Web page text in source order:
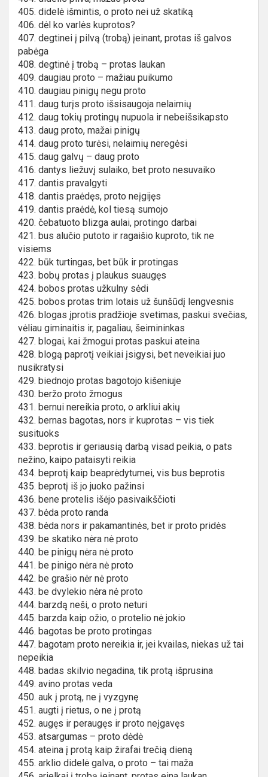
405. didelė išmintis, o proto nei už skatiką
406. dėl ko varlės kuprotos?
407. degtinei į pilvą (trobą) įeinant, protas iš galvos
pabėga
408. degtinė į trobą – protas laukan
409. daugiau proto – mažiau puikumo
410. daugiau pinigų negu proto
411. daug turįs proto išsisaugoja nelaimių
412. daug tokių protingų nupuola ir nebeišsikapsto
413. daug proto, mažai pinigų
414. daug proto turėsi, nelaimių neregėsi
415. daug galvų – daug proto
416. dantys liežuvį sulaiko, bet proto nesuvaiko
417. dantis pravalgyti
418. dantis praėdęs, proto neįgijęs
419. dantis praėdė, kol tiesą sumojo
420. čebatuoto blizga aulai, protingo darbai
421. bus alučio putoto ir ragaišio kuproto, tik ne
visiems
422. būk turtingas, bet būk ir protingas
423. bobų protas į plaukus suaugęs
424. bobos protas užkulny sėdi
425. bobos protas trim lotais už šunšūdį lengvesnis
426. blogas įprotis pradžioje svetimas, paskui svečias,
vėliau giminaitis ir, pagaliau, šeimininkas
427. blogai, kai žmogui protas paskui ateina
428. blogą paprotį veikiai įsigysi, bet neveikiai juo
nusikratysi
429. biednojo protas bagotojo kišeniuje
430. beržo proto žmogus
431. bernui nereikia proto, o arkliui akių
432. bernas bagotas, nors ir kuprotas – vis tiek
susituoks
433. beprotis ir geriausią darbą visad peikia, o pats
nežino, kaipo pataisyti reikia
434. beprotį kaip beaprėdytumei, vis bus beprotis
435. beprotį iš jo juoko pažinsi
436. bene protelis išėjo pasivaikščioti
437. bėda proto randa
438. bėda nors ir pakamantinės, bet ir proto pridės
439. be skatiko nėra nė proto
440. be pinigų nėra nė proto
441. be pinigo nėra nė proto
442. be grašio nėr nė proto
443. be dvylekio nėra nė proto
444. barzdą neši, o proto neturi
445. barzda kaip ožio, o protelio nė jokio
446. bagotas be proto protingas
447. bagotam proto nereikia ir, jei kvailas, niekas už tai
nepeikia
448. badas skilvio negadina, tik protą išprusina
449. avino protas veda
450. auk į protą, ne į vyzgynę
451. augti į rietus, o ne į protą
452. augęs ir peraugęs ir proto neįgavęs
453. atsargumas – proto dėdė
454. ateina į protą kaip žirafai trečią dieną
455. arklio didelė galva, o proto – tai maža